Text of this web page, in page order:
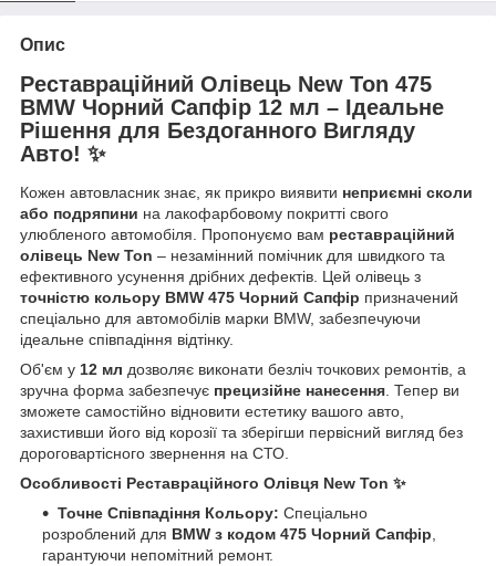
Опис
Реставраційний Олівець New Ton 475
BMW Чорний Сапфір 12 мл – Ідеальне
Рішення для Бездоганного Вигляду
Авто! ✨
Кожен автовласник знає, як прикро виявити неприємні сколи
або подряпини на лакофарбовому покритті свого
улюбленого автомобіля. Пропонуємо вам реставраційний
олівець New Ton – незамінний помічник для швидкого та
ефективного усунення дрібних дефектів. Цей олівець з
точністю кольору BMW 475 Чорний Сапфір призначений
спеціально для автомобілів марки BMW, забезпечуючи
ідеальне співпадіння відтінку.
Об'єм у 12 мл дозволяє виконати безліч точкових ремонтів, а
зручна форма забезпечує прецизійне нанесення. Тепер ви
зможете самостійно відновити естетику вашого авто,
захистивши його від корозії та зберігши первісний вигляд без
дороговартісного звернення на СТО.
Особливості Реставраційного Олівця New Ton ✨
Точне Співпадіння Кольору: Спеціально
розроблений для BMW з кодом 475 Чорний Сапфір,
гарантуючи непомітний ремонт.